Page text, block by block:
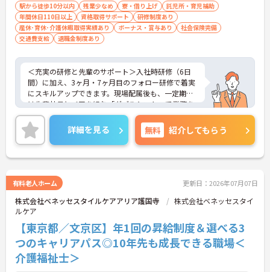
駅から徒歩10分以内 残業少なめ 寮・借り上げ
託児所・育児補助
年間休日110日以上
資格取得サポート
研修制度あり
産休･育休･介護休暇取得実績あり
ボーナス・賞与あり
社会保険完備
交通費支給
退職金制度あり
＜充実の研修と先輩のサポート＞入社時研修（6日
間）に加え、3ヶ月・7ヶ月目のフォロー研修で着実
にスキルアップできます。現場配属後も、一定期間
は先輩社員とペアを組む「ダブルシフト」で業務を
習得できるので、一人で抱え込むことはありませ
ん。
＜頑張りが給与に直結！専門性を磨いて年収アップ
＞経験やスキルがしっかり給与に反映される仕組み
です。定期昇給に加え、独自の社内専門資格制度
の専門性を認定されると、1資格につき月給＋1万円
（最大4万円）の手当がつきます。キャリアアップす
れば年収UPも目指せるため、高いモチベーションで
働き続けられます。
＜家族も嬉しい！ベネッセグループならではの手厚
い福利厚生＞ご家族も支える制度が満載♪産休・育
休の取得実績も多数あり、ライフステージが変わっ
ても長く安心して働き続けられる環境が整っていま
す。
詳細を見る 無料 紹介してもらう
有料老人ホーム 更新日：2026年07月07日
株式会社ベネッセスタイルケアアリア護国寺
株式会社ベネッセスタイ
ルケア
【東京都／文京区】年1回の昇給制度＆選べる3
つのキャリアパス◎10年先も成長できる職場＜
介護福祉士＞